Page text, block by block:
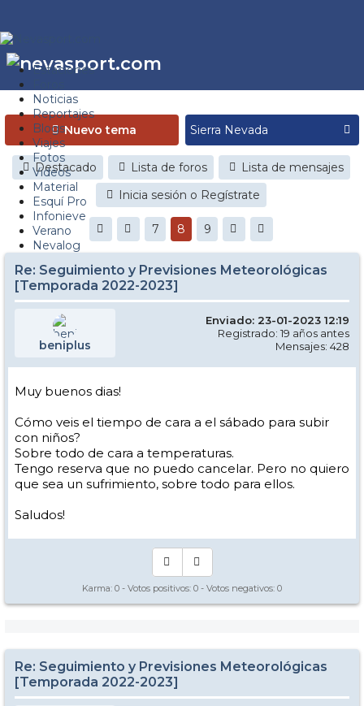
Estaciones
Noticias
Reportajes
Blogs
Viajes
Fotos
Videos
Material
Esquí Pro
Infonieve
Verano
Nevalog
Nuevo tema
Destacado Lista de foros
Lista de mensajes
Inicia sesión o Regístrate
7 8 9
Re: Seguimiento y Previsiones Meteorológicas
[Temporada 2022-2023]
beniplus
Enviado: 23-01-2023 12:19
Registrado: 19 años antes
Mensajes: 428
Muy buenos dias!
Cómo veis el tiempo de cara a el sábado para subir
con niños?
Sobre todo de cara a temperaturas.
Tengo reserva que no puedo cancelar. Pero no quiero
que sea un sufrimiento, sobre todo para ellos.
Saludos!
Karma: 0 - Votos positivos: 0 - Votos negativos: 0
Re: Seguimiento y Previsiones Meteorológicas
[Temporada 2022-2023]